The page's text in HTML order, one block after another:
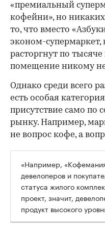
«премиальный
кофейни», но
то, что вместо
эконом-
расторгнут по
помещение никому
Однако среди всего
есть особая
присутствие само по
рынку. Например,
не вопрос кофе, а
«Например,
девелоперов и
статуса жилого
проект, значит,
продукт высокого